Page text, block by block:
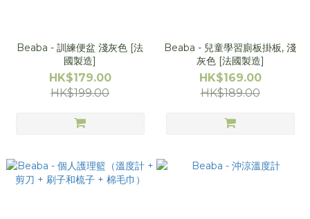
Beaba - 訓練便盆 淺灰色 [法
國製造]
HK$179.00
HK$199.00
Beaba - 兒童學習廁板掛板, 淺
灰色 [法國製造]
HK$169.00
HK$189.00